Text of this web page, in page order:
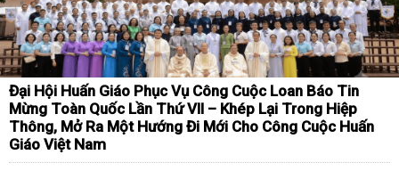
Đại Hội Huấn Giáo Phục Vụ Công Cuộc Loan Báo Tin
Mừng Toàn Quốc Lần Thứ VII – Khép Lại Trong Hiệp
Thông, Mở Ra Một Hướng Đi Mới Cho Công Cuộc Huấn
Giáo Việt Nam